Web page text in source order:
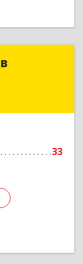
33
Подробнее